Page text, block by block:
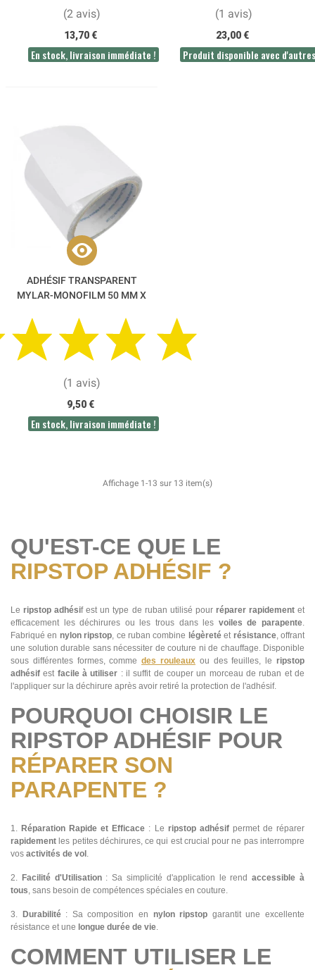
(2 avis)
13,70 €
En stock, livraison immédiate !
(1 avis)
23,00 €
Produit disponible avec
ADHÉSIF TRANSPARENT
MYLAR-MONOFILM 50 MM X
(1 avis)
9,50 €
En stock, livraison immédiate !
Affichage 1-13 sur 13 item(s)
QU'EST-CE QUE LE
RIPSTOP ADHÉSIF ?
Leripstop adhésif est un type de ruban utilisé pourréparer rapidementet
efficacement les déchirures ou les trous dans les voiles de parapente.
Fabriqué en nylon ripstop, ce ruban combine légèretéet résistance, offrant
une solution durable sans nécessiter de couture ni de chauffage. Disponible
sous différentes formes, commedes rouleaux ou des feuilles, leripstop
adhésif est facile à utiliser : il suffit de couper un morceau de ruban et de
l'appliquer sur la déchirure après avoir retiré la protection de l'adhésif.
POURQUOI CHOISIR LE
RIPSTOP ADHÉSIF POUR
RÉPARER SON
PARAPENTE ?
1. Réparation Rapide et Efficace : Le ripstop adhésifpermet de réparer
rapidement les petites déchirures, ce qui est crucial pour ne pas interrompre
vos activités de vol .
2. Facilité d'Utilisation: Sa simplicité d'application le rend accessible à
tous, sans besoin de compétences spéciales en couture.
3. Durabilité: Sa composition en nylon ripstop garantit une excellente
résistance et une longue durée de vie.
COMMENT UTILISER LE